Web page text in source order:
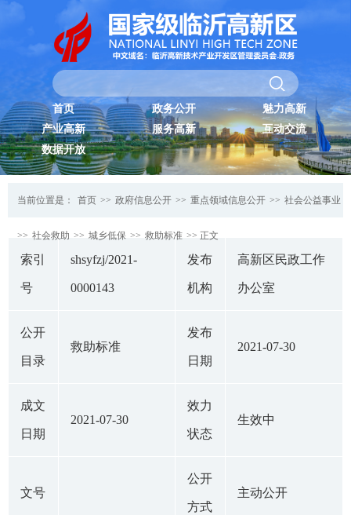
首页 政务公开
魅力高新
产业高新
服务高新
互动交流
数据开放
当前位置是： 首页 >> 政府信息公开 >> 重点领域信息公开 >> 社会公益事业
>> 社会救助 >> 城乡低保 >> 救助标准 >> 正文
索引
号
shsyfzj/2021-
0000143
发布
机构
高新区民政工作
办公室
公开
目录
救助标准
发布
日期
2021-07-30
成文
日期
2021-07-30
效力
状态
生效中
文号
公开
方式
主动公开